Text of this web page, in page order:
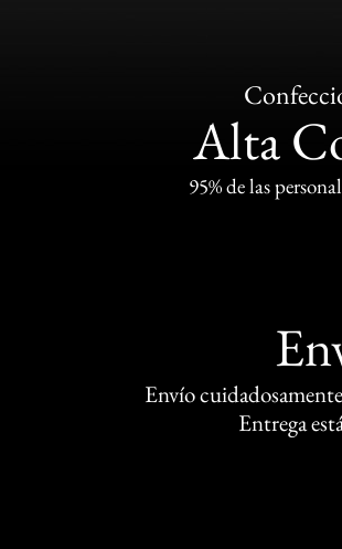
Alta
95% de las
Envío
Entrega